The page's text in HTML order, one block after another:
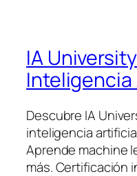
IA
Descubre IA
inteligencia
Aprende machine
más. Certificación